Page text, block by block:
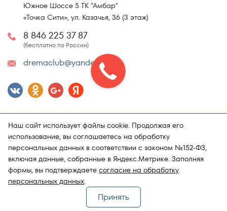
Южное Шоссе 5 ТК "Амбар"
«Точка Сити», ул. Казачья, 36 (3 этаж)
8 846 225 37 87
(бесплатно по России)
dremaclub@yandex.ru
Магазин матрасов "DRёMA" Поддержка и продвижение сайта
Карта сайта Политика конфиденциальности
Наш сайт использует файлы cookie. Продолжая его
использование, вы соглашаетесь на обработку
персональных данных в соответствии с законом №152-ФЗ,
включая данные, собранные в Яндекс.Метрике. Заполняя
формы, вы подтверждаетесогласие на обработку
персональных данных.
Принять